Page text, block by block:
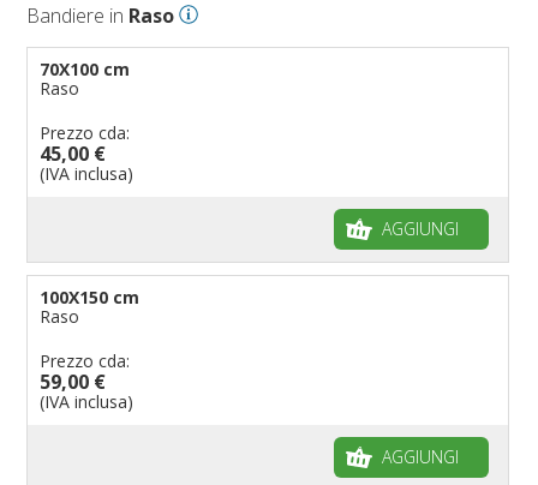
Bandiere in Raso
70X100 cm
Raso
Prezzo cda:
45,00 €
(IVA inclusa)
AGGIUNGI
100X150 cm
Raso
Prezzo cda:
59,00 €
(IVA inclusa)
AGGIUNGI